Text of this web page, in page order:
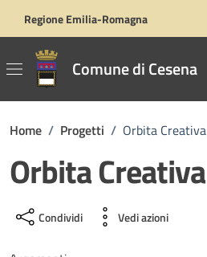
Regione Emilia-Romagna
Comune di Cesena
Home / Progetti / Orbita Creativa
Orbita Creativa
Condividi Vedi azioni